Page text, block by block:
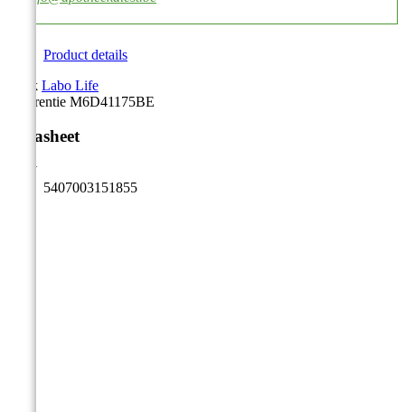
Product details
Merk Labo Life
Referentie M6D41175BE
Datasheet
EAN
5407003151855